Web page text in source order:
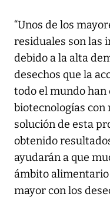
“Unos de los
residuales son las
debido a la alta
desechos que la
todo el mundo
biotecnologías con
solución de esta
obtenido
ayudarán a que
ámbito
mayor con los